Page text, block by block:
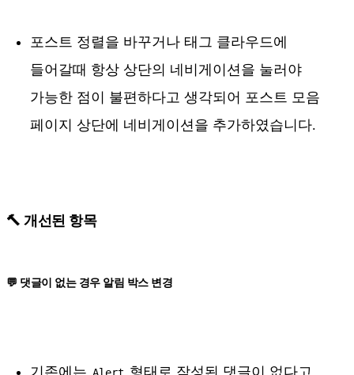
포스트 정렬을 바꾸거나 태그 클라우드에
들어갈때 항상 상단의 네비게이션을 눌러야
가능한 점이 불편하다고 생각되어 포스트 모음
페이지 상단에 네비게이션을 추가하였습니다.
🔨 개선된 항목
💬 댓글이 없는 경우 알림 박스 변경